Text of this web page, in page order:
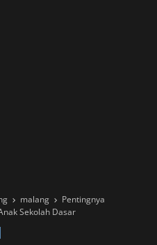
malang
Pentingnya
Sekolah Dasar